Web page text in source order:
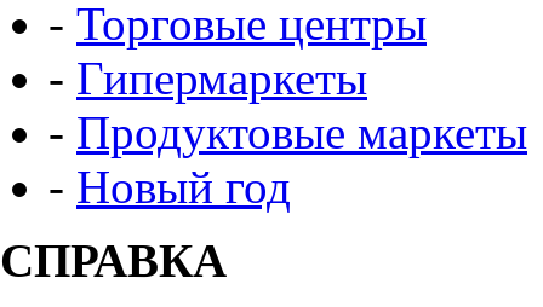
- Торговые центры
- Гипермаркеты
- Продуктовые маркеты
- Новый год
СПРАВКА